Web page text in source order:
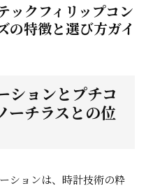
ックフィリップコン
の特徴と選び方ガイ
ションとプチコ
ーチラスとの位
ションは、時計技術の粋